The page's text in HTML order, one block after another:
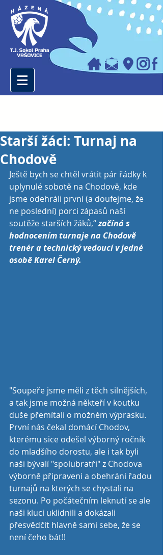
Starší žáci: Turnaj na
Chodově
Ještě bych se chtěl vrátit pár řádky k
uplynulé sobotě na Chodově, kde
jsme odehráli první (a doufejme, že
ne poslední) porci zápasů naší
soutěže starších žáků,“ začíná s
hodnocením turnaje na Chodově
trenér a technický vedoucí v jedné
osobě Karel Černý.
"Soupeře jsme měli z těch silnějších,
a tak jsme možná někteří v koutku
duše přemítali o možném výprasku.
První nás čekal domácí Chodov,
kterému sice odešel výborný ročník
do mladšího dorostu, ale i tak byli
naši bývalí "spolubratři" z Chodova
výborně připraveni a obehráni řadou
turnajů na kterých se chystali na
sezonu. Po počátečním leknutí se ale
naši kluci uklidnili a dokázali
přesvědčit hlavně sami sebe, že se
není čeho bát!!